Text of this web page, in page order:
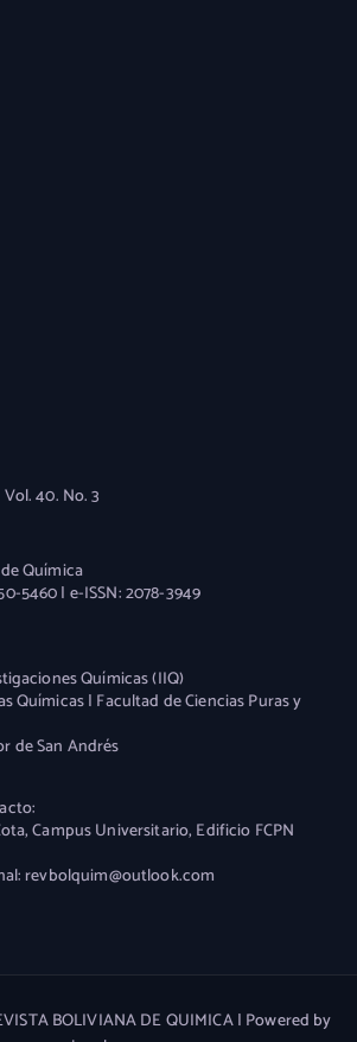
Vol. 40. No. 3
Química
5460 | e-ISSN: 2078-3949
Químicas (IIQ)
Químicas | Facultad de Ciencias Puras y
de San Andrés
Campus Universitario, Edificio FCPN
revbolquim@outlook.com
BOLIVIANA DE QUIMICA | Powered by